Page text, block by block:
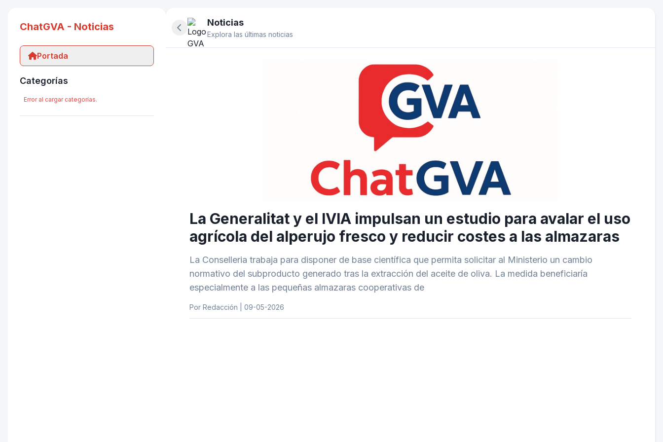
ChatGVA - Noticias
Portada
Categorías
Error al cargar categorías.
Ocultar panel lateral
Noticias
Explora las últimas noticias
La Generalitat y el IVIA impulsan un estudio para avalar el uso
agrícola del alperujo fresco y reducir costes a las almazaras
La Conselleria trabaja para disponer de base científica que permita solicitar al Ministerio un cambio
normativo del subproducto generado tras la extracción del aceite de oliva. La medida beneficiaría
especialmente a las pequeñas almazaras cooperativas de
Por Redacción | 09-05-2026